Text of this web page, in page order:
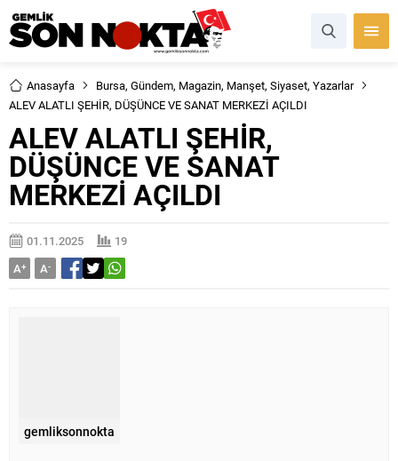
Anasayfa Bursa, Gündem, Magazin, Manşet, Siyaset, Yazarlar
ALEV ALATLI ŞEHİR, DÜŞÜNCE VE SANAT MERKEZİ AÇILDI
ALEV ALATLI ŞEHİR,
DÜŞÜNCE VE SANAT
MERKEZİ AÇILDI
01.11.2025
19
A+ A-
gemliksonnokta